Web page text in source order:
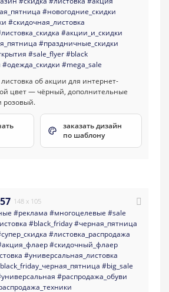
#новогодние_скидки
#скидочная_листовка
#акции_и_скидки
#праздничные_скидки
#sale_flyer#black
#одежда_скидки #mega_sale
заказать дизайн
по шаблону
148 x 105
#реклама #многоцелевые #sale
#black_friday#черная_пятница
#листовка_распродажа
#скидочный_флаер
#универсальная_листовка
#big_sale
#распродажа_обуви